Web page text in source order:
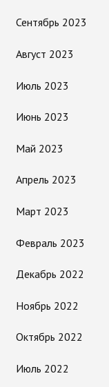
Сентябрь 2023
Август 2023
Июль 2023
Июнь 2023
Май 2023
Апрель 2023
Март 2023
Февраль 2023
Декабрь 2022
Ноябрь 2022
Октябрь 2022
Июль 2022